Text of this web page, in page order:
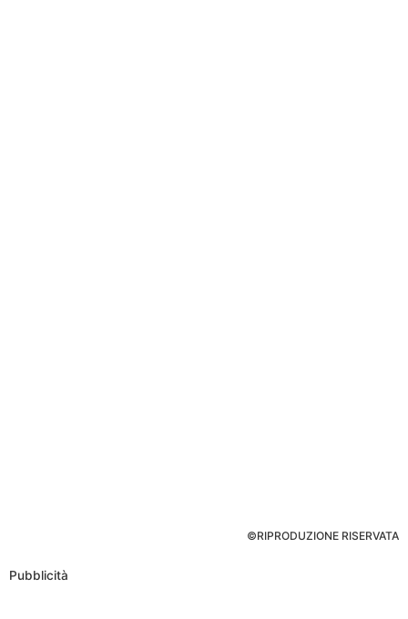
©RIPRODUZIONE RISERVATA
Pubblicità